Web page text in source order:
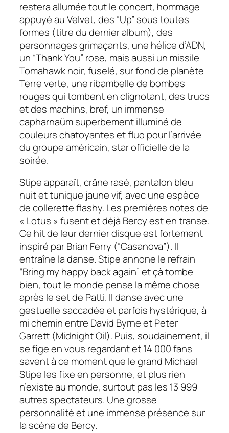
restera allumée tout le concert, hommage
appuyé au Velvet, des “Up” sous toutes
formes (titre du dernier album), des
personnages grimaçants, une hélice d’ADN,
un “Thank You” rose, mais aussi un missile
Tomahawk noir, fuselé, sur fond de planète
Terre verte, une ribambelle de bombes
rouges qui tombent en clignotant, des trucs
et des machins, bref, un immense
capharnaüm superbement illuminé de
couleurs chatoyantes et fluo pour l’arrivée
du groupe américain, star officielle de la
soirée.
Stipe apparaît, crâne rasé, pantalon bleu
nuit et tunique jaune vif, avec une espèce
de collerette flashy. Les premières notes de
« Lotus » fusent et déjà Bercy est en transe.
Ce hit de leur dernier disque est fortement
inspiré par Brian Ferry (“Casanova”). Il
entraîne la danse. Stipe annone le refrain
“Bring my happy back again” et çà tombe
bien, tout le monde pense la même chose
après le set de Patti. Il danse avec une
gestuelle saccadée et parfois hystérique, à
mi chemin entre David Byrne et Peter
Garrett (Midnight Oil). Puis, soudainement, il
se fige en vous regardant et 14 000 fans
savent à ce moment que le grand Michael
Stipe les fixe en personne, et plus rien
n’existe au monde, surtout pas les 13 999
autres spectateurs. Une grosse
personnalité et une immense présence sur
la scène de Bercy.